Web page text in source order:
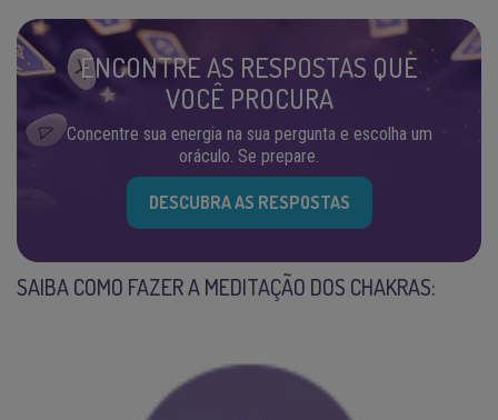
ENCONTRE AS RESPOSTAS QUE
VOCÊ PROCURA
Concentre sua energia na sua pergunta e escolha um
oráculo. Se prepare.
DESCUBRA AS RESPOSTAS
SAIBA COMO FAZER A MEDITAÇÃO DOS CHAKRAS: